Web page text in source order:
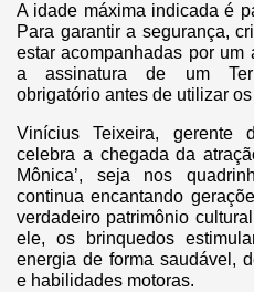
A idade máxima indicada é
Para garantir a segurança,
estar acompanhadas por um
a assinatura de um
obrigatório antes de utilizar
Vinícius Teixeira, gerente
celebra a chegada da
Mônica’, seja nos
continua encantando
verdadeiro patrimônio
ele, os brinquedos
energia de forma saudável,
e habilidades motoras.